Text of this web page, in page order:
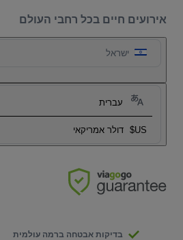
אירועים חיים בכל רחבי העולם
ישראל
עברית
US$ דולר אמריקאי
בדיקות אבטחה ברמה עולמית